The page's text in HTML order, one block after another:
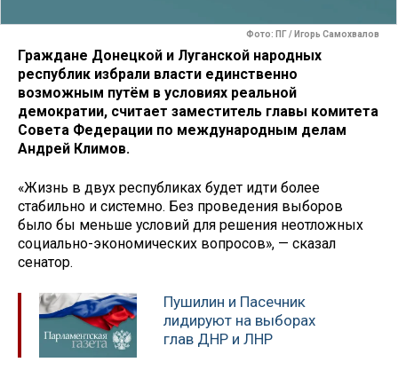
Фото: ПГ / Игорь Самохвалов
Граждане Донецкой и Луганской народных
республик избрали власти единственно
возможным путём в условиях реальной
демократии, считает заместитель главы комитета
Совета Федерации по международным делам
Андрей Климов.
«Жизнь в двух республиках будет идти более
стабильно и системно. Без проведения выборов
было бы меньше условий для решения неотложных
социально-экономических вопросов», — сказал
сенатор.
Пушилин и Пасечник
лидируют на выборах
глав ДНР и ЛНР